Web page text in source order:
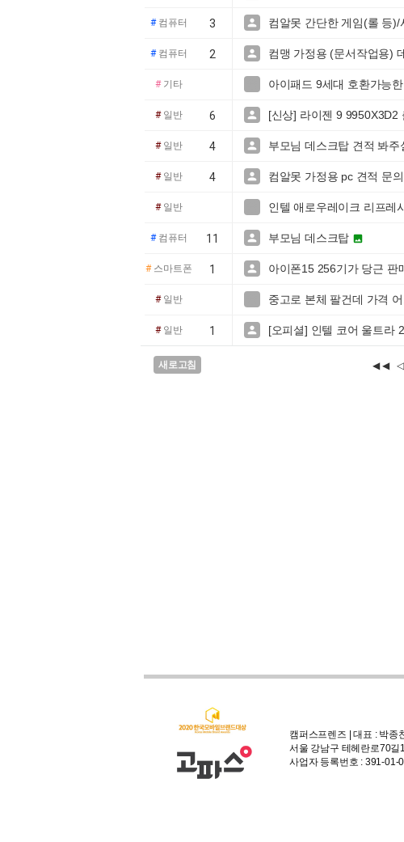
#컴퓨터 3  컴알못 간단한 게임(롤 등)/
#컴퓨터 2  컴맹 가정용 (문서작업용)
#기타 아이패드 9세대 호환가능
#일반 6  [신상] 라이젠 9 9950X3D2
#일반 4  부모님 데스크탑 견적 봐
#일반 4  컴알못 가정용 pc 견적 문
#일반 인텔 애로우레이크 리프레
#컴퓨터 11  부모님 데스크탑 
#스마트폰 1  아이폰15 256기가 당근 판
#일반 중고로 본체 팔건데 가격
#일반 1  [오피셜] 인텔 코어 울트라
새로고침 ◀◀
캠퍼스프렌즈 | 대표 : 박종
서울 강남구 테헤란로70길
사업자 등록번호 : 391-01-